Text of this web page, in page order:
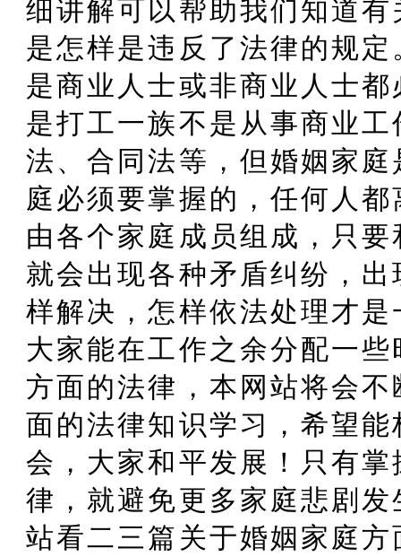
细讲解可以帮助我们知道
是怎样是违反了法律的规
是商业人士或非商业人士
是打工一族不是从事商业
法、合同法等，但婚姻家
庭必须要掌握的，任何人
由各个家庭成员组成，只
就会出现各种矛盾纠纷，
样解决，怎样依法处理才
大家能在工作之余分配一
方面的法律，本网站将会
面的法律知识学习，希望
会，大家和平发展！只有
律，就避免更多家庭悲剧
站看二三篇关于婚姻家庭